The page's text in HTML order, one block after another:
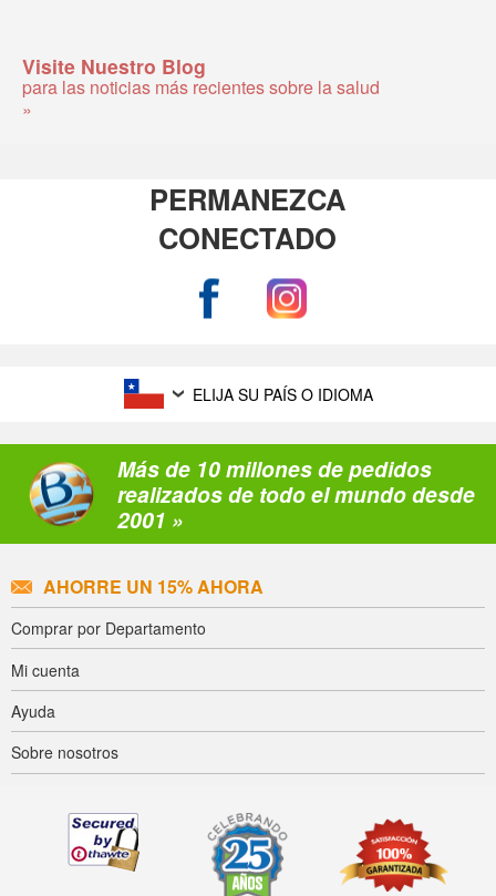
Visite Nuestro Blog
para las noticias más recientes sobre la salud
»
PERMANEZCA
CONECTADO
ELIJA SU PAÍS O IDIOMA
Más de 10 millones de pedidos
realizados de todo el mundo desde
2001 »
AHORRE UN 15% AHORA
Comprar por Departamento
Mi cuenta
Ayuda
Sobre nosotros